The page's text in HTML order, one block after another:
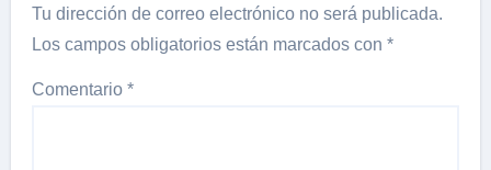
Tu dirección de correo electrónico no será publicada.
Los campos obligatorios están marcados con*
Comentario*